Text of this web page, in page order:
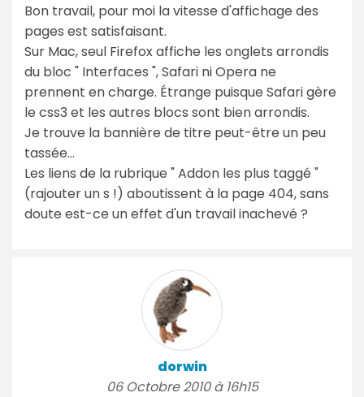
Bon travail, pour moi la vitesse d'affichage des
pages est satisfaisant.
Sur Mac, seul Firefox affiche les onglets arrondis
du bloc " Interfaces ", Safari ni Opera ne
prennent en charge. Étrange puisque Safari gère
le css3 et les autres blocs sont bien arrondis.
Je trouve la bannière de titre peut-être un peu
tassée…
Les liens de la rubrique " Addon les plus taggé "
(rajouter un s !) aboutissent à la page 404, sans
doute est-ce un effet d'un travail inachevé ?
dorwin
06 Octobre 2010 à 16h15